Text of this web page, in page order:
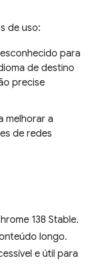
de uso:
para
de destino
precise
melhorar a
de redes
138 Stable.
longo.
e útil para